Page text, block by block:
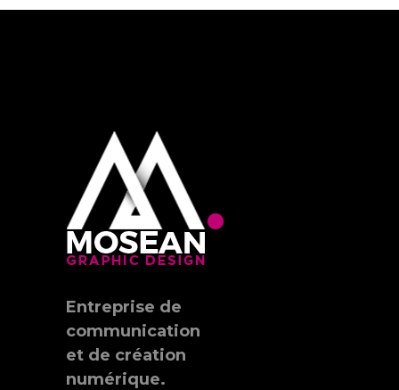
Entreprise de
communication
et de création
numérique.